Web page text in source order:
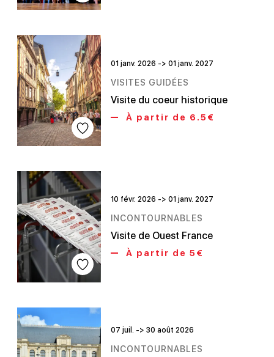
01 janv. 2026 -> 01 janv. 2027
VISITES GUIDÉES
Visite du coeur historique
À partir de 6.5€
10 févr. 2026 -> 01 janv. 2027
INCONTOURNABLES
Visite de Ouest France
À partir de 5€
07 juil. -> 30 août 2026
INCONTOURNABLES